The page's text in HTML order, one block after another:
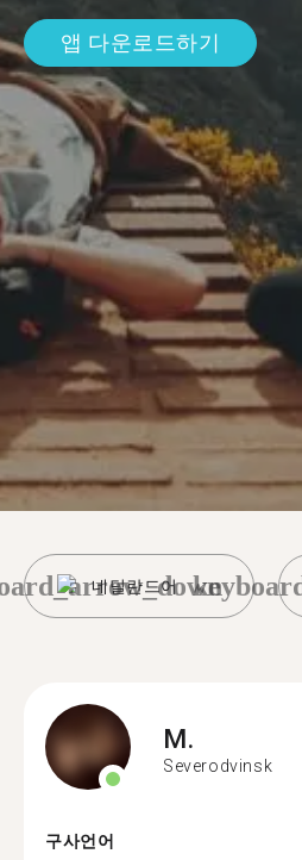
앱 다운로드하기
네덜란드어
M.
Severodvinsk
구사언어